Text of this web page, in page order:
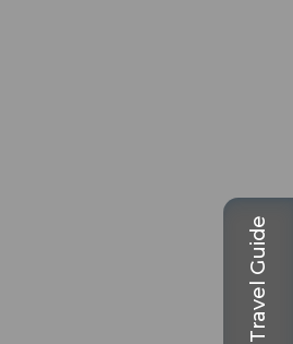
Travel Guide